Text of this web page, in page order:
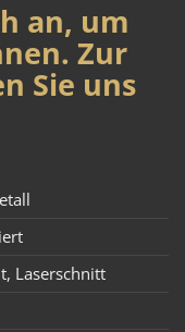
an, um
Zur
Sie uns
, Laserschnitt